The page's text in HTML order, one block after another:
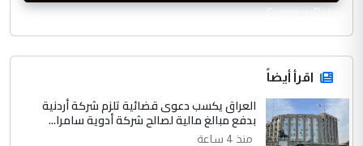
CurrencyRate
اقرأ أيضاً
العراق يكسب دعوى قضائية تلزم شركة أردنية
بدفع مبالغ مالية لصالح شركة أدوية سامرا...
منذ 4 ساعة